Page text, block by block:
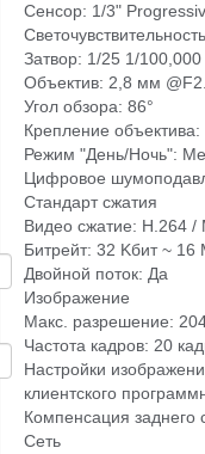
Сенсор: 1/3"
Затвор: 1/25 1/100,000
Объектив: 2,8 мм
Угол обзора: 86°
Крепление
Режим "День/Ночь":
Цифровое
Стандарт сжатия
Видео сжатие: H.264 /
Битрейт: 32 Kбит ~ 16
Двойной поток: Да
Изображение
Макс. разрешение:
Частота кадров: 20
Настройки
клиентского
Компенсация заднего
Сеть